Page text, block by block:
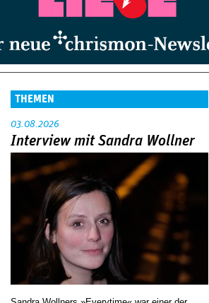
THEMEN
03.08.2026
Interview mit Sandra Wollner